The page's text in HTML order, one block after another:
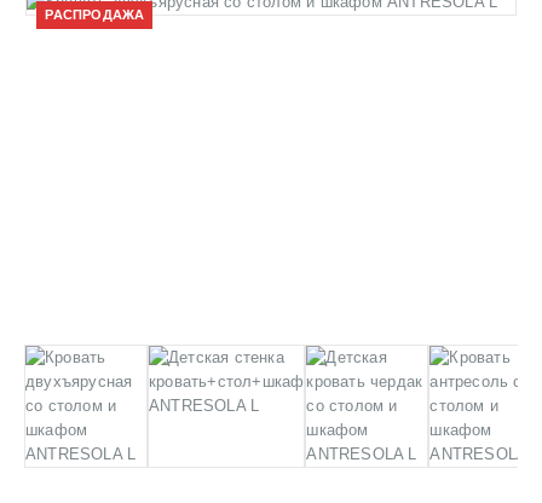
РАСПРОДАЖА